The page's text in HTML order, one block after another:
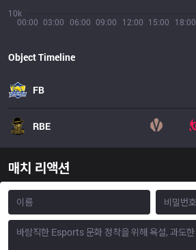
00:00 03:00 06:00 09:00 12:00 15:00 18:00
10k
Object Timeline
FB
RBE
매치 리액션